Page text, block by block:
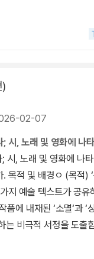
형도가 부린 안개의 흑
으로 꾸며져 있다.[영
핏 고아원에 있는 현희
를 쓰는 자답다.그 표현
아원에 보내는 일은 흔
이다. 이건 고아도 뭣도
년대의 냄새를 질질
이던 그때의 문학은 곧
고 잡을 것인가 말 것인
뚝뚝 흐른다.오랜만이
말을 주고 받았을 뿐인
은 참 아무하고나 술
에서 만나 술을 나누며
러 읍에 간 걸까? 약속
02-07
시, 노래 및 영화에 나
시, 노래 및 영화에 나
목적 및 배경ㅇ (목적)
지 예술 텍스트가 공유
에 내재된 ‘소멸‘과 ‘
는 비극적 서정을 도출